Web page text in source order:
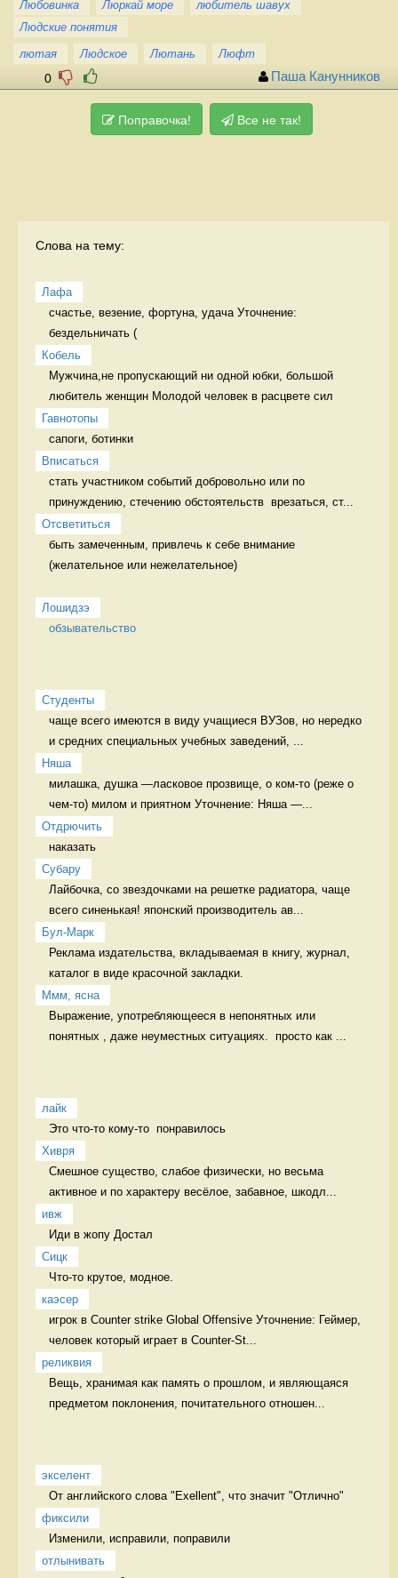
Любовинка
Люркай море
любитель шавух
Людские понятия
лютая
Людское Лютань Люфт
0 Паша Канунников
Поправочка! Все не так!
Слова на тему:
Лафа
счастье, везение, фортуна, удача Уточнение:
бездельничать (
Кобель
Мужчина,не пропускающий ни одной юбки, большой
любитель женщин Молодой человек в расцвете сил
Гавнотопы
сапоги, ботинки
Вписаться
стать участником событий добровольно или по
принуждению, стечению обстоятельств  врезаться, ст...
Отсветиться
быть замеченным, привлечь к себе внимание
(желательное или нежелательное)
Лошидзэ
обзывательство
Студенты
чаще всего имеются в виду учащиеся ВУЗов, но нередко
и средних специальных учебных заведений, ...
Няша
милашка, душка —ласковое прозвище, о ком-то (реже о
чем-то) милом и приятном Уточнение: Няша —...
Отдрючить
наказать
Cубару
Лайбочка, со звездочками на решетке радиатора, чаще
всего синенькая! японский производитель ав...
Бул-Марк
Реклама издательства, вкладываемая в книгу, журнал,
каталог в виде красочной закладки.
Ммм, ясна
Выражение, употребляющееся в непонятных или
понятных , даже неуместных ситуациях.  просто как ...
лайк
Это что-то кому-то  понравилось
Хивря
Смешное существо, слабое физически, но весьма
активное и по характеру весёлое, забавное, шкодл...
ивж
Иди в жопу Достал
Сицк
Что-то крутое, модное.
каэсер
игрок в Counter strike Global Offensive Уточнение: Геймер,
человек который играет в Counter-St...
реликвия
Вещь, хранимая как память о прошлом, и являющаяся
предметом поклонения, почитательного отношен...
экселент
От английского слова "Exellent", что значит "Отлично"
фиксили
Изменили, исправили, поправили
отлынивать